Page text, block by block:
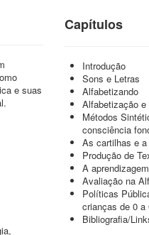
e suas
Capítulos
Introdução
Sons e Letras
Alfabetizando
Alfabetização e
Métodos
consciência
As cartilhas e
Produção de
A
Avaliação na
Políticas
crianças de 0 a
Bibliografia/